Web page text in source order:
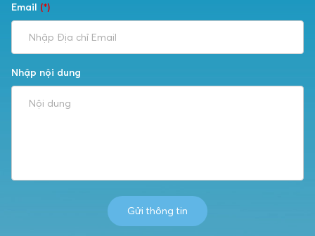
Email (*)
Nhập nội dung
Gửi thông tin